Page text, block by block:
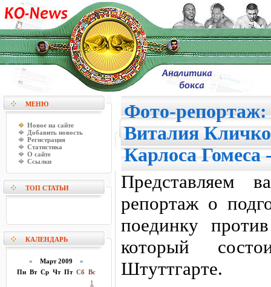
МЕНЮ
Новое на сайте
Добавить новость
Регистрация
Статистика
О сайте
Ссылки
ТОП СТАТЬИ
КАЛЕНДАРЬ
« Март 2009 »
Пн Вт Ср Чт Пт Сб Вс
1
Фото-репортаж:
Виталия
Карлоса Гомеса
Представляем
репортаж о
поединку
который
Штуттгарте.